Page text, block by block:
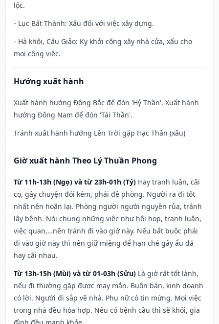
lộc.
- Lục Bất Thành: Xấu đối với việc xây dựng.
- Hà khôi, Cẩu Giảo: Kỵ khởi công xây nhà cửa, xấu cho
mọi công việc.
Hướng xuất hành
Xuất hành hướng Đông Bắc để đón 'Hỷ Thần'. Xuất hành
hướng Đông Nam để đón 'Tài Thần'.
Tránh xuất hành hướng Lên Trời gặp Hạc Thần (xấu)
Giờ xuất hành Theo Lý Thuần Phong
Từ 11h-13h (Ngọ) và từ 23h-01h (Tý) Hay tranh luận, cãi
cọ, gây chuyện đói kém, phải đề phòng. Người ra đi tốt
nhất nên hoãn lại. Phòng người người nguyền rủa, tránh
lây bệnh. Nói chung những việc như hội họp, tranh luận,
việc quan,…nên tránh đi vào giờ này. Nếu bắt buộc phải
đi vào giờ này thì nên giữ miệng để hạn ché gây ẩu đả
hay cãi nhau.
Từ 13h-15h (Mùi) và từ 01-03h (Sửu) Là giờ rất tốt lành,
nếu đi thường gặp được may mắn. Buôn bán, kinh doanh
có lời. Người đi sắp về nhà. Phụ nữ có tin mừng. Mọi việc
trong nhà đều hòa hợp. Nếu có bệnh cầu thì sẽ khỏi, gia